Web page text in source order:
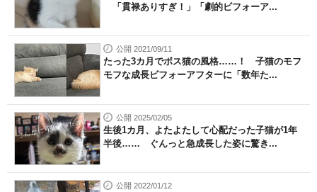
「貫禄ありすぎ！」「劇的ビフォーア...
公開 2021/09/11
たった3カ月でボス猫の風格……！ 子猫のモフ
モフな成長ビフォーアフターに「数年た...
公開 2025/02/05
生後1カ月、よたよたして心配だった子猫が1年
半後…… ぐんっと急成長した姿に驚き...
公開 2022/01/12